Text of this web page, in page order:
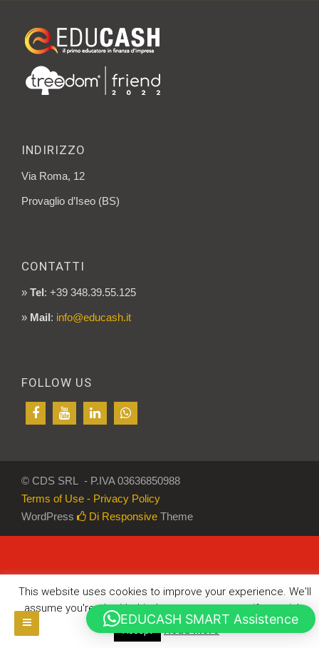
INDIRIZZO
Via Roma, 12
Provaglio d’Iseo (BS)
CONTATTI
» Tel: +39 348.39.55.125
» Mail: info@educash.it
FOLLOW US
© CDS SRL - P.IVA 03636850988
Terms of Use - Privacy Policy
WordPress
Di Responsive Theme
This website uses cookies to improve your experience. We'll
assume you're ok with this, but you can opt-out if you wish.
Accept Read More
EDUCASH SMART Assistence